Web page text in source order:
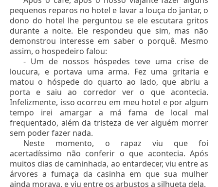
pequenos reparos no hotel e lavar a louça do jantar, o
dono do hotel lhe perguntou se ele escutara gritos
durante a noite. Ele respondeu que sim, mas não
demonstrou interesse em saber o porquê. Mesmo
assim, o hospedeiro falou:
- Um de nossos hóspedes teve uma crise de
loucura, e portava uma arma. Fez uma gritaria e
matou o hóspede do quarto ao lado, que abriu a
porta e saiu ao corredor ver o que acontecia.
Infelizmente, isso ocorreu em meu hotel e por algum
tempo irei amargar a má fama de local mal
frequentado, além da tristeza de ver alguém morrer
sem poder fazer nada.
Neste momento, o rapaz viu que foi
acertadíssimo não conferir o que acontecia. Após
muitos dias de caminhada, ao entardecer, viu entre as
árvores a fumaça da casinha em que sua mulher
ainda morava, e viu entre os arbustos a silhueta dela.